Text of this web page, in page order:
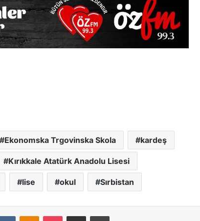
Ekonomska Trgovinska Skola kardeş
Kırıkkale Atatürk Anadolu Lisesi
lise okul Sırbistan